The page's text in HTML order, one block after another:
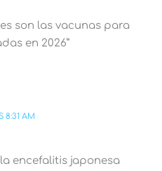
son las vacunas para
en 2026”
8:31 AM
encefalitis japonesa